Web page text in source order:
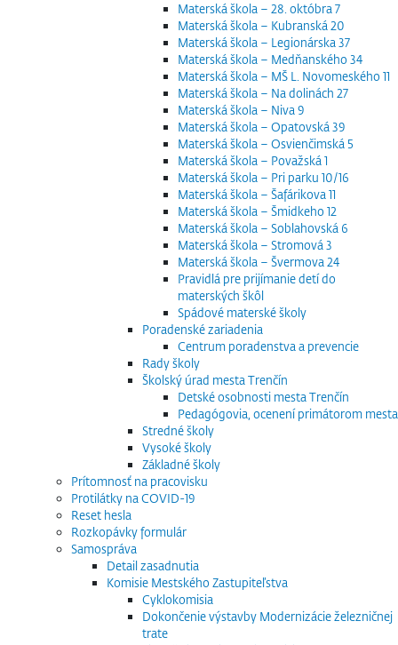
Materská škola – 28. októbra 7
Materská škola – Kubranská 20
Materská škola – Legionárska 37
Materská škola – Medňanského 34
Materská škola – MŠ L. Novomeského 11
Materská škola – Na dolinách 27
Materská škola – Niva 9
Materská škola – Opatovská 39
Materská škola – Osvienčimská 5
Materská škola – Považská 1
Materská škola – Pri parku 10/16
Materská škola – Šafárikova 11
Materská škola – Šmidkeho 12
Materská škola – Soblahovská 6
Materská škola – Stromová 3
Materská škola – Švermova 24
Pravidlá pre prijímanie detí do
materských škôl
Spádové materské školy
Poradenské zariadenia
Centrum poradenstva a prevencie
Rady školy
Školský úrad mesta Trenčín
Detské osobnosti mesta Trenčín
Pedagógovia, ocenení primátorom mesta
Stredné školy
Vysoké školy
Základné školy
Prítomnosť na pracovisku
Protilátky na COVID-19
Reset hesla
Rozkopávky formulár
Samospráva
Detail zasadnutia
Komisie Mestského Zastupiteľstva
Cyklokomisia
Dokončenie výstavby Modernizácie železničnej
trate